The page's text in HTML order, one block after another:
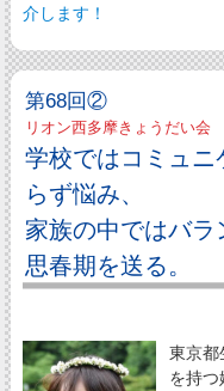
介します！
第68回②
リオン西多摩きょうだい
学校ではコミュ
らず悩み、
家族の中ではバ
思春期を送る。
東京都
を持